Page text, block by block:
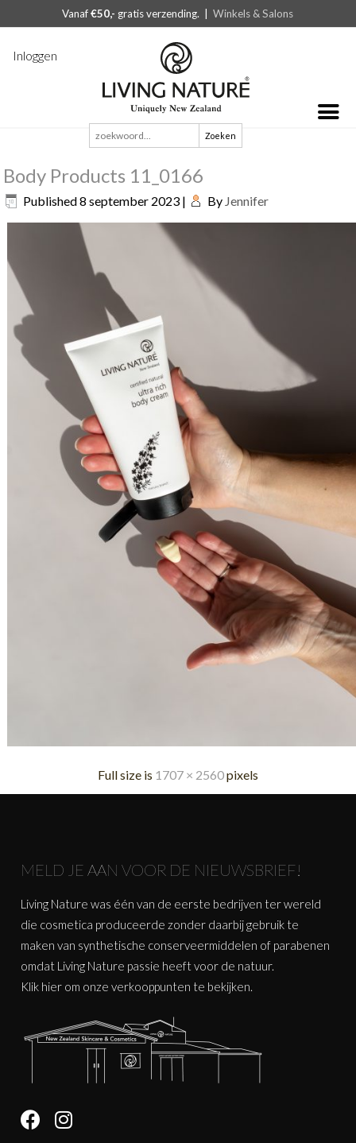
Vanaf€50,- gratis verzending. |Winkels & Salons
Inloggen
Zoeken
naar:
Body Products 11_0166
Published8 september 2023 | By Jennifer
Full size is 1707 × 2560pixels
MELD JE AAN VOOR DE NIEUWSBRIEF!
Living Nature was één van de eerste bedrijven ter wereld
die cosmetica produceerde zonder daarbij gebruik te
maken van synthetische conserveermiddelen of parabenen
omdat Living Nature passie heeft voor de natuur.
Klik hier om onze verkooppunten te bekijken.